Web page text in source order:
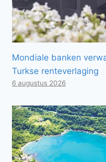
Mondiale banken
Turkse renteverlaging
6 augustus 2026